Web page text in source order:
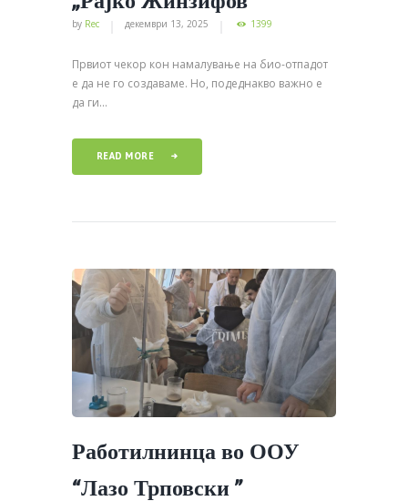
by Rec декември 13, 2025 1399
Првиот чекор кон намалување на био-отпадот
е да не го создаваме. Но, подеднакво важно е
да ги...
READ MORE
Работилнинца во ООУ
“Лазо Трповски ”